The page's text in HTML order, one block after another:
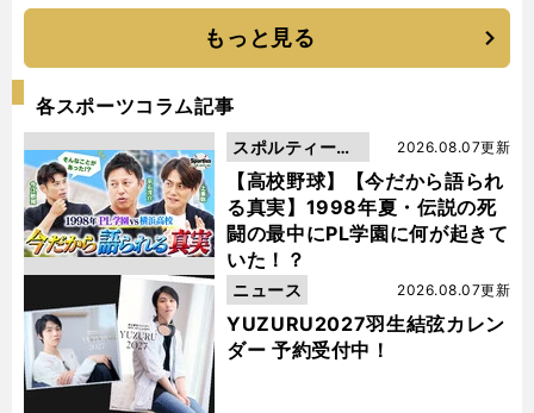
もっと見る
各スポーツコラム記事
【高校野球】【今だから語られ
る真実】1998年夏・伝説の死
闘の最中にPL学園に何が起きて
いた！？
2026.08.07更新
スポルティーバ
動画
YUZURU2027羽生結弦カレン
ダー 予約受付中！
2026.08.07更新
ニュース